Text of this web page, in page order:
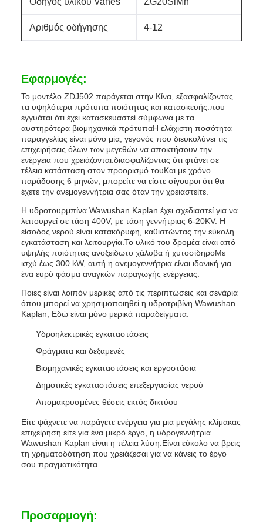
Αριθμός οδήγησης 4-12
Εφαρμογές:
Το μοντέλο ZDJ502 παράγεται στην Κίνα, εξασφαλίζοντας
τα υψηλότερα πρότυπα ποιότητας και κατασκευής.που
εγγυάται ότι έχει κατασκευαστεί σύμφωνα με τα
αυστηρότερα βιομηχανικά πρότυπαΗ ελάχιστη ποσότητα
παραγγελίας είναι μόνο μία, γεγονός που διευκολύνει τις
επιχειρήσεις όλων των μεγεθών να αποκτήσουν την
ενέργεια που χρειάζονται.διασφαλίζοντας ότι φτάνει σε
τέλεια κατάσταση στον προορισμό τουΚαι με χρόνο
παράδοσης 6 μηνών, μπορείτε να είστε σίγουροι ότι θα
έχετε την ανεμογεννήτρια σας όταν την χρειαστείτε.
Η υδροτουρμπίνα Wawushan Kaplan έχει σχεδιαστεί για να
λειτουργεί σε τάση 400V, με τάση γεννήτριας 6-20KV. Η
είσοδος νερού είναι κατακόρυφη, καθιστώντας την εύκολη
εγκατάσταση και λειτουργία.Το υλικό του δρομέα είναι από
υψηλής ποιότητας ανοξείδωτο χάλυβα ή χυτοσίδηροΜε
ισχύ έως 300 kW, αυτή η ανεμογεννήτρια είναι ιδανική για
ένα ευρύ φάσμα αναγκών παραγωγής ενέργειας.
Ποιες είναι λοιπόν μερικές από τις περιπτώσεις και σενάρια
όπου μπορεί να χρησιμοποιηθεί η υδροτριβίνη Wawushan
Kaplan; Εδώ είναι μόνο μερικά παραδείγματα:
Υδροηλεκτρικές εγκαταστάσεις
Φράγματα και δεξαμενές
Βιομηχανικές εγκαταστάσεις και εργοστάσια
Δημοτικές εγκαταστάσεις επεξεργασίας νερού
Απομακρυσμένες θέσεις εκτός δικτύου
Είτε ψάχνετε να παράγετε ενέργεια για μια μεγάλης κλίμακας
επιχείρηση είτε για ένα μικρό έργο, η υδρογεννήτρια
Wawushan Kaplan είναι η τέλεια λύση.Είναι εύκολο να βρεις
τη χρηματοδότηση που χρειάζεσαι για να κάνεις το έργο
σου πραγματικότητα..
Προσαρμογή: